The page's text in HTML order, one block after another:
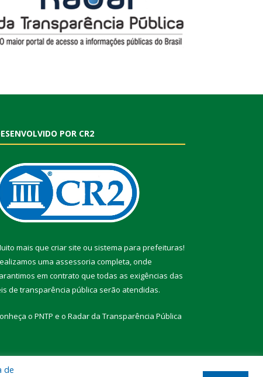
POR CR2
mais que criar site ou sistema para prefeituras!
uma assessoria completa, onde
em contrato que todas as exigências das
de transparência pública serão atendidas.
o PNTP e o Radar da Transparência Pública
de